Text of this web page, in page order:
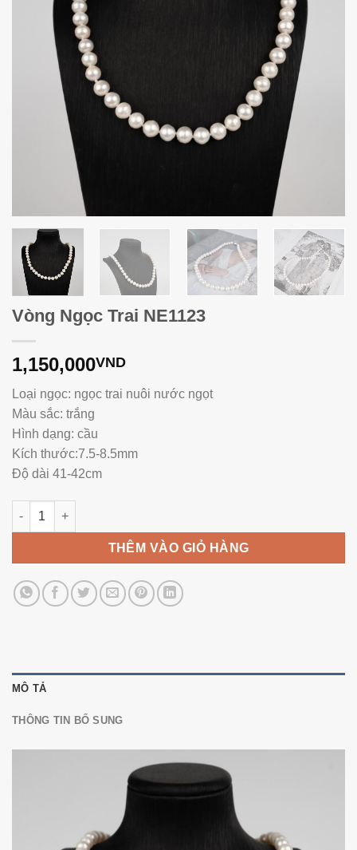
Vòng Ngọc Trai NE1123
1,150,000VND
Loại ngọc: ngọc trai nuôi nước ngọt
Màu sắc: trắng
Hình dạng: cầu
Kích thước:7.5-8.5mm
Độ dài 41-42cm
Vòng Ngọc Trai NE1123 số lượng
THÊM VÀO GIỎ HÀNG
MÔ TẢ
THÔNG TIN BỔ SUNG